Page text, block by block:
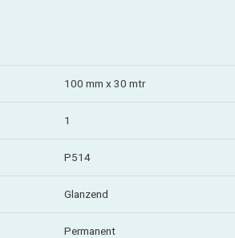
100 mm x 30 mtr
1
P514
Glanzend
Permanent